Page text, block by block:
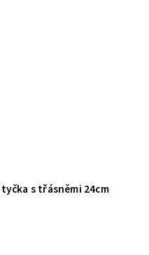
s třásněmi 24cm